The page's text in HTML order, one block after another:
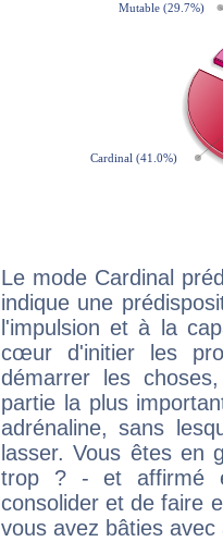
Le mode Cardinal
indique une
l'impulsion et à la
cœur d'initier les
démarrer les
partie la plus
adrénaline, sans
lasser. Vous êtes en
trop ? - et affirmé
consolider et de faire
vous avez bâties avec